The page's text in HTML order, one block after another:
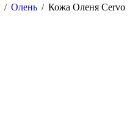
/ Олень / Кожа Оленя Cervo